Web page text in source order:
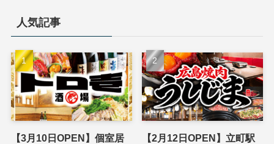
人気記事
【3月10日OPEN】個室居
【2月12日OPEN】立町駅